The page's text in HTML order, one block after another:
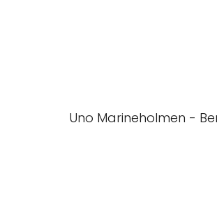
Uno Marineholmen -